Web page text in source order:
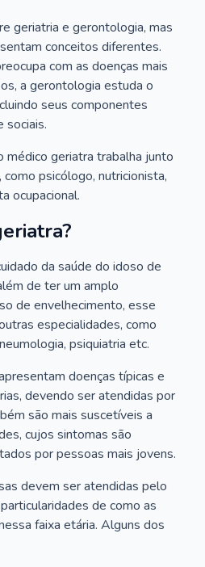
geriatria e gerontologia, mas
conceitos diferentes.
com as doenças mais
a gerontologia estuda o
seus componentes
sociais.
médico geriatra trabalha junto
psicólogo, nutricionista,
ocupacional.
da saúde do idoso de
de ter um amplo
de envelhecimento, esse
especialidades, como
psiquiatria etc.
doenças típicas e
devendo ser atendidas por
são mais suscetíveis a
cujos sintomas são
por pessoas mais jovens.
devem ser atendidas pelo
de como as
faixa etária. Alguns dos